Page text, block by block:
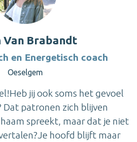
Van Brabandt
en Energetisch coach
Oeselgem
jij ook soms het gevoel
Dat patronen zich blijven
spreekt, maar dat je niet
hoofd blijft maar